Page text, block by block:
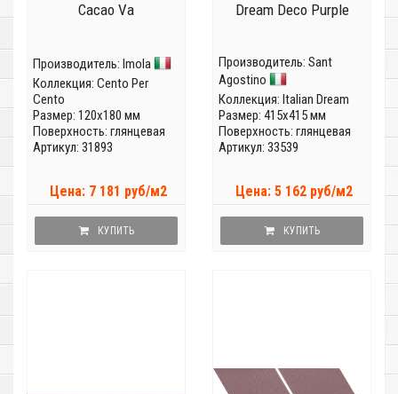
Cacao Va
Производитель: Imola
Коллекция: Cento Per
Cento
Размер: 120x180 мм
Поверхность: глянцевая
Артикул: 31893
Цена: 7 181 руб/м2
КУПИТЬ
Dream Deco Purple
Производитель: Sant
Agostino
Коллекция: Italian Dream
Размер: 415x415 мм
Поверхность: глянцевая
Артикул: 33539
Цена: 5 162 руб/м2
КУПИТЬ